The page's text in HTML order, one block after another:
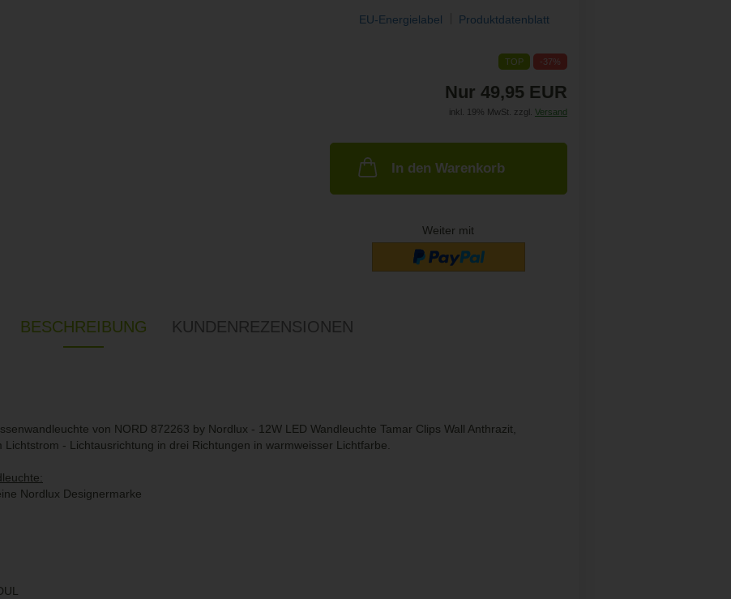
EU-Energielabel Produktdatenblatt
TOP -37%
Nur 49,95 EUR
inkl. 19% MwSt. zzgl. Versand
In den Warenkorb
Weiter mit
BESCHREIBUNG KUNDENREZENSIONEN
von NORD 872263 by Nordlux - 12W LED Wandleuchte Tamar Clips Wall Anthrazit,
- Lichtausrichtung in drei Richtungen in warmweisser Lichtfarbe.
Nordlux Designermarke